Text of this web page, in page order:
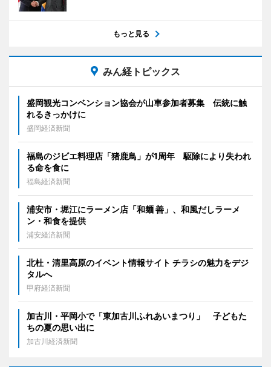
もっと見る
みん経トピックス
盛岡観光コンベンション協会が山車参加者募集 伝統に触
れるきっかけに
盛岡経済新聞
福島のジビエ料理店「猪鹿鳥」が1周年 駆除により失われ
る命を食に
福島経済新聞
浦安市・堀江にラーメン店「和麺 善」、和風だしラーメ
ン・和食を提供
浦安経済新聞
北杜・清里高原のイベント情報サイト チラシの魅力をデジ
タルへ
甲府経済新聞
加古川・平岡小で「東加古川ふれあいまつり」 子どもた
ちの夏の思い出に
加古川経済新聞